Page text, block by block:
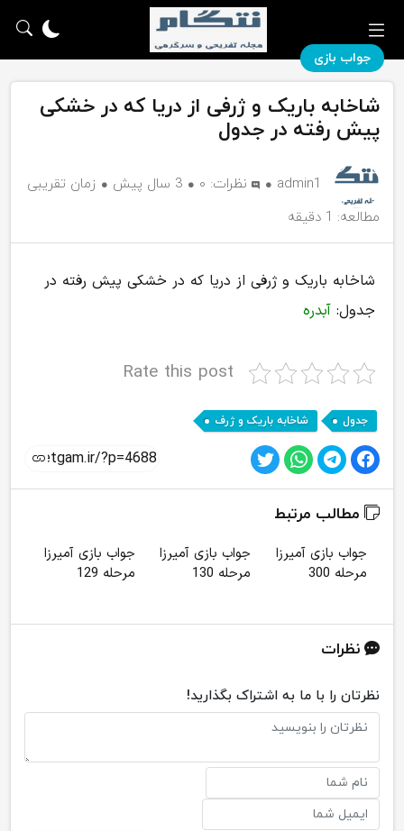
جواب بازی
شاخابه باریک و ژرفی از دریا که در خشکی
پیش رفته در جدول
admin1 نظرات: ۰ 3 سال پیش
زمان تقریبی
مطالعه: 1 دقیقه
شاخابه باریک و ژرفی از دریا که در خشکی پیش رفته در
جدول: آبدره
Rate this post
جدول , شاخابه باریک و ژرف
مطالب مرتبط
جواب بازی آمیرزا
مرحله 300
جواب بازی آمیرزا
مرحله 130
جواب بازی آمیرزا
مرحله 129
نظرات
نظرتان را با ما به اشتراک بگذارید!